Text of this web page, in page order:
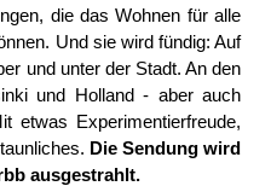
die das Wohnen für alle
Und sie wird fündig: Auf
und unter der Stadt. An den
und Holland - aber auch
etwas Experimentierfreude,
Die Sendung wird
ausgestrahlt.